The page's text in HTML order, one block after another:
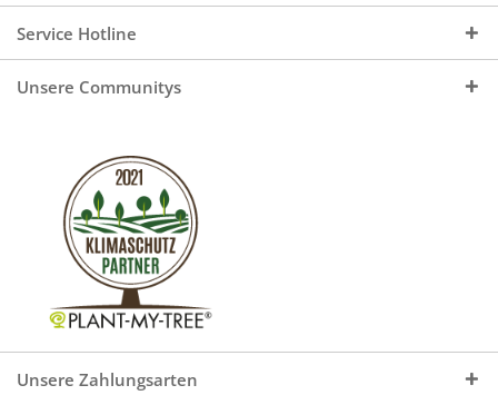
Service Hotline
Unsere Communitys
Unsere Zahlungsarten